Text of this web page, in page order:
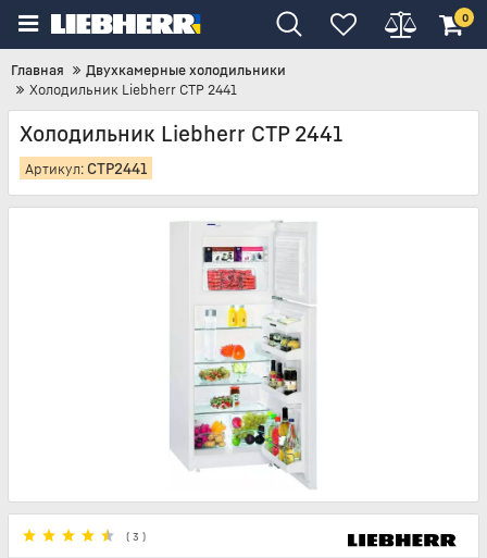
0
Главная
Двухкамерные холодильники
Холодильник Liebherr CTP 2441
Холодильник Liebherr CTP 2441
Артикул: CTP2441
( 3 )